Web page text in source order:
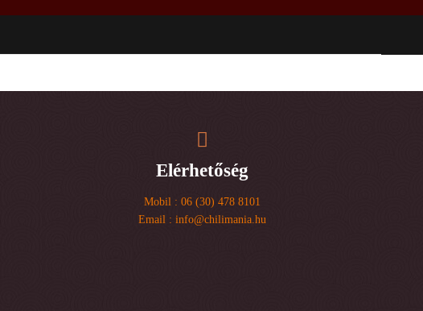
Elérhetőség
Mobil : 06 (30) 478 8101
Email : info@chilimania.hu